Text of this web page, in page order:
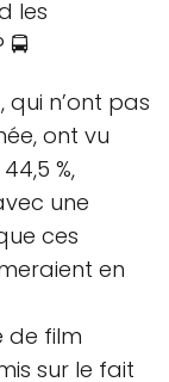
les
qui n’ont pas
ont vu
%,
une
ces
en
de film
sur le fait